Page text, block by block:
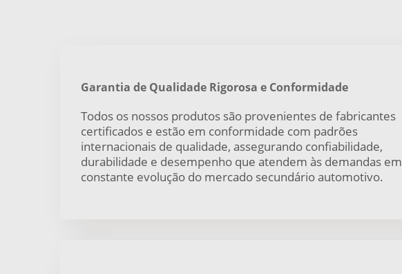
Garantia de Qualidade Rigorosa e Conformidade
Todos os nossos produtos são provenientes de fabricantes
certificados e estão em conformidade com padrões
internacionais de qualidade, assegurando confiabilidade,
durabilidade e desempenho que atendem às demandas em
constante evolução do mercado secundário automotivo.